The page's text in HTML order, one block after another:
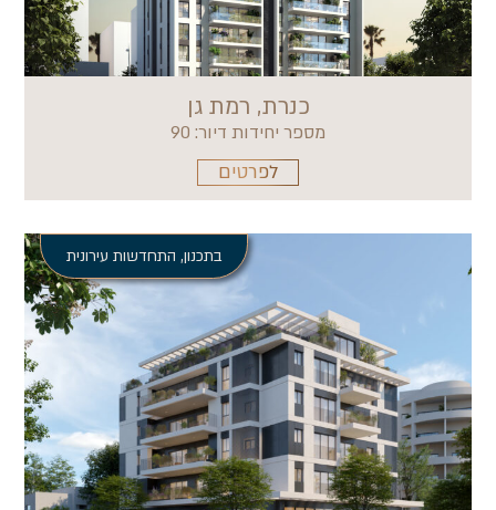
כנרת, רמת גן
מספר יחידות דיור: 90
לפרטים
בתכנון, התחדשות עירונית